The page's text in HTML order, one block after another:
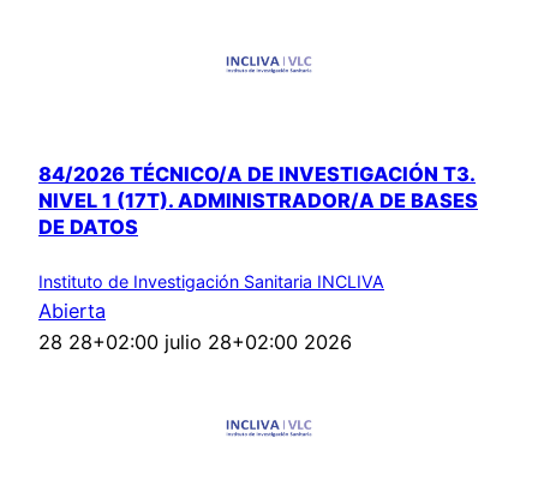
84/2026 TÉCNICO/A DE INVESTIGACIÓN T3.
NIVEL 1 (17T). ADMINISTRADOR/A DE BASES
DE DATOS
Instituto de Investigación Sanitaria INCLIVA
Abierta
28 28+02:00 julio 28+02:00 2026